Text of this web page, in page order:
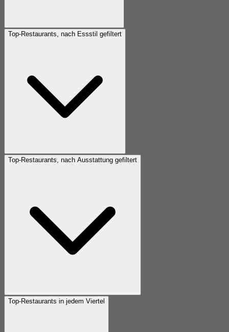
Top-Restaurants, nach Essstil gefiltert
Top-Restaurants, nach Ausstattung gefiltert
Top-Restaurants in jedem Viertel